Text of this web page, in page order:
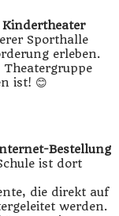
Kindertheater
Sporthalle
erleben.
ist! 😊
Bestellung
ist dort
die direkt auf
werden.